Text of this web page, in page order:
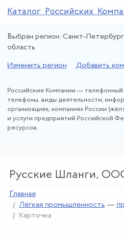
Каталог Российских
Выбран регион: Санкт-
область
Изменить регион Добавить
Российские Компании — телефонный
телефоны, виды деятельности,
организациях, компаниях России
и услуги предприятий Российской
ресурсов.
Русские Шланги,
Главная
Лёгкая промышленность —
Карточка